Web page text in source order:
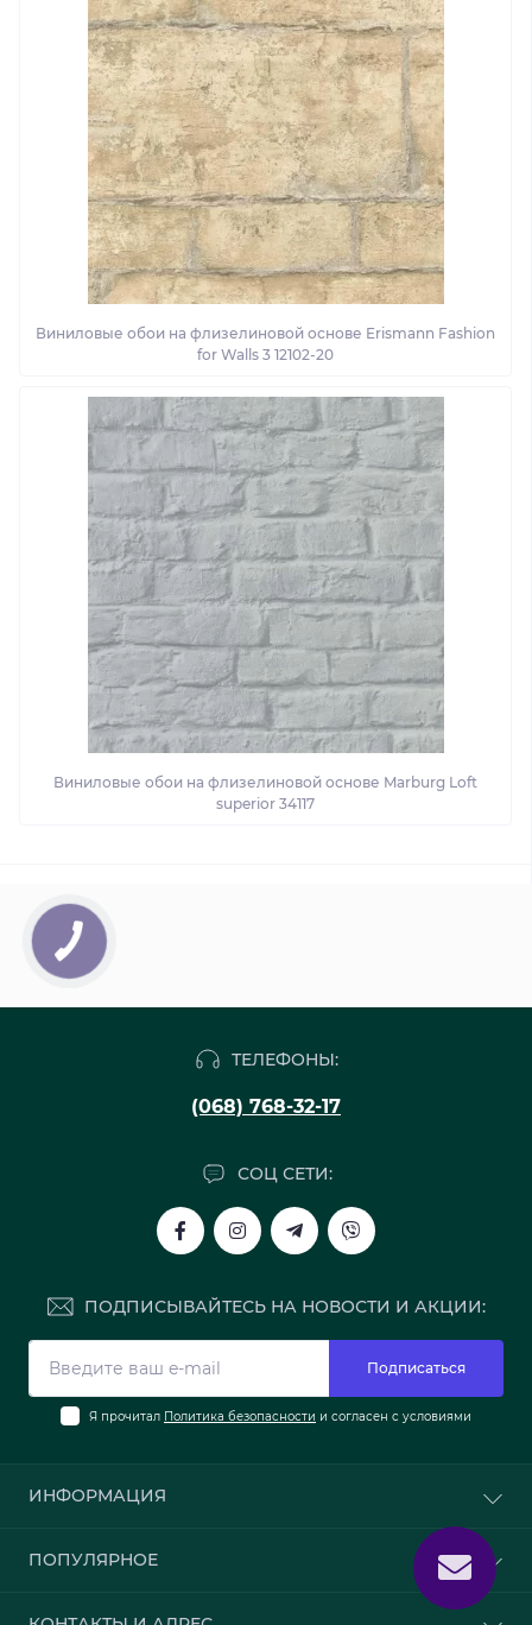
Виниловые обои на флизелиновой основе Erismann Fashion
for Walls 3 12102-20
Виниловые обои на флизелиновой основе Marburg Loft
superior 34117
ТЕЛЕФОНЫ:
(068) 768-32-17
СОЦ СЕТИ:
ПОДПИСЫВАЙТЕСЬ НА НОВОСТИ И АКЦИИ:
Подписаться
Я прочитал Политика безопасности и согласен с условиями
ИНФОРМАЦИЯ
Доставка и оплата
ПОПУЛЯРНОЕ